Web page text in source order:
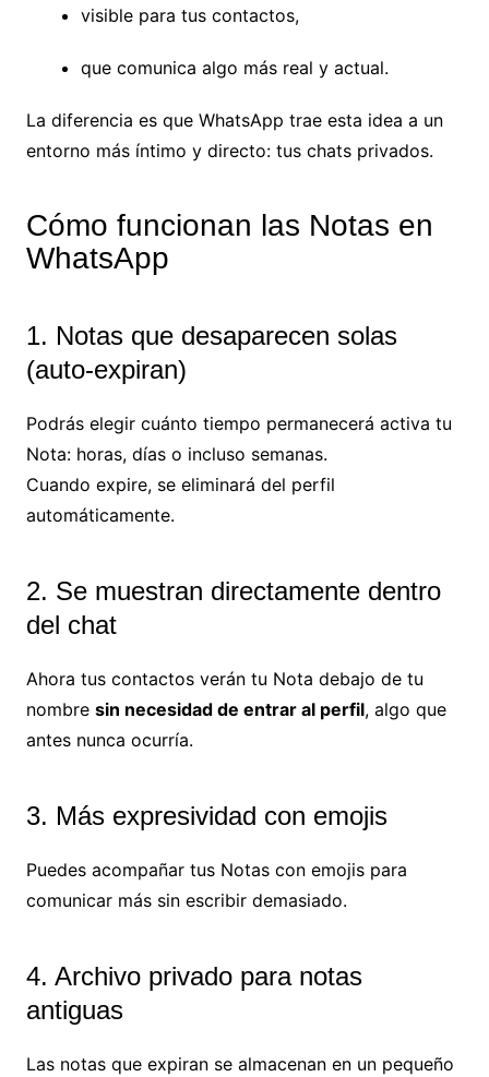
visible para tus contactos,
que comunica algo más real y actual.
La diferencia es que WhatsApp trae esta idea a un
entorno más íntimo y directo: tus chats privados.
Cómo funcionan las Notas en
WhatsApp
1. Notas que desaparecen solas
(auto-expiran)
Podrás elegir cuánto tiempo permanecerá activa tu
Nota: horas, días o incluso semanas.
Cuando expire, se eliminará del perfil
automáticamente.
2. Se muestran directamente dentro
del chat
Ahora tus contactos verán tu Nota debajo de tu
nombre sin necesidad de entrar al perfil, algo que
antes nunca ocurría.
3. Más expresividad con emojis
Puedes acompañar tus Notas con emojis para
comunicar más sin escribir demasiado.
4. Archivo privado para notas
antiguas
Las notas que expiran se almacenan en un pequeño